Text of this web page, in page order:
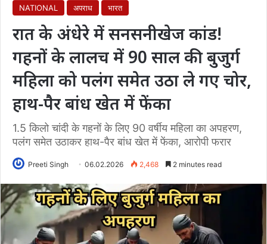
NATIONAL अपराध भारत
रात के अंधेरे में सनसनीखेज कांड!
गहनों के लालच में 90 साल की बुजुर्ग
महिला को पलंग समेत उठा ले गए चोर,
हाथ-पैर बांध खेत में फेंका
1.5 किलो चांदी के गहनों के लिए 90 वर्षीय महिला का अपहरण,
पलंग समेत उठाकर हाथ-पैर बांध खेत में फेंका, आरोपी फरार
Preeti Singh 06.02.2026 2,468 2 minutes read